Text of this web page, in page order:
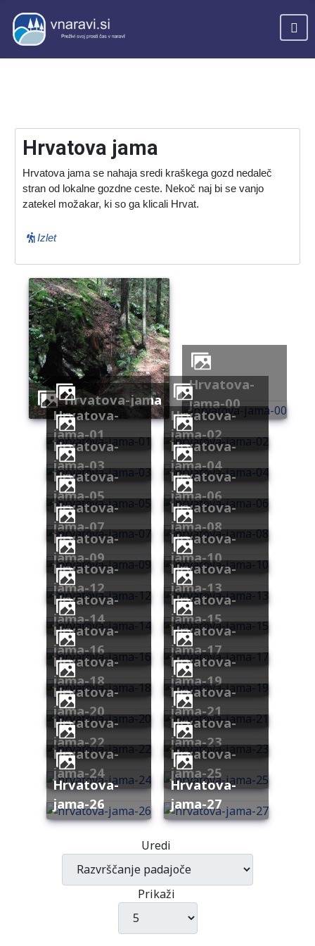
Hrvatova jama
Hrvatova jama se nahaja sredi kraškega gozd nedaleč
stran od lokalne gozdne ceste. Nekoč naj bi se vanjo
zatekel možakar, ki so ga klicali Hrvat.
Izlet
hrvatova-jama
hrvatova-
jama-00
hrvatova-
jama-01
hrvatova-
jama-02
hrvatova-
jama-03
hrvatova-
jama-04
hrvatova-
jama-05
hrvatova-
jama-06
hrvatova-
jama-07
hrvatova-
jama-08
hrvatova-
jama-09
hrvatova-
jama-10
hrvatova-
jama-12
hrvatova-
jama-13
hrvatova-
jama-14
hrvatova-
jama-15
hrvatova-
jama-16
hrvatova-
jama-17
hrvatova-
jama-18
hrvatova-
jama-19
hrvatova-
jama-20
hrvatova-
jama-21
hrvatova-
jama-22
hrvatova-
jama-23
hrvatova-
jama-24
hrvatova-
jama-25
hrvatova-
jama-26
hrvatova-
jama-27
Uredi
Prikaži